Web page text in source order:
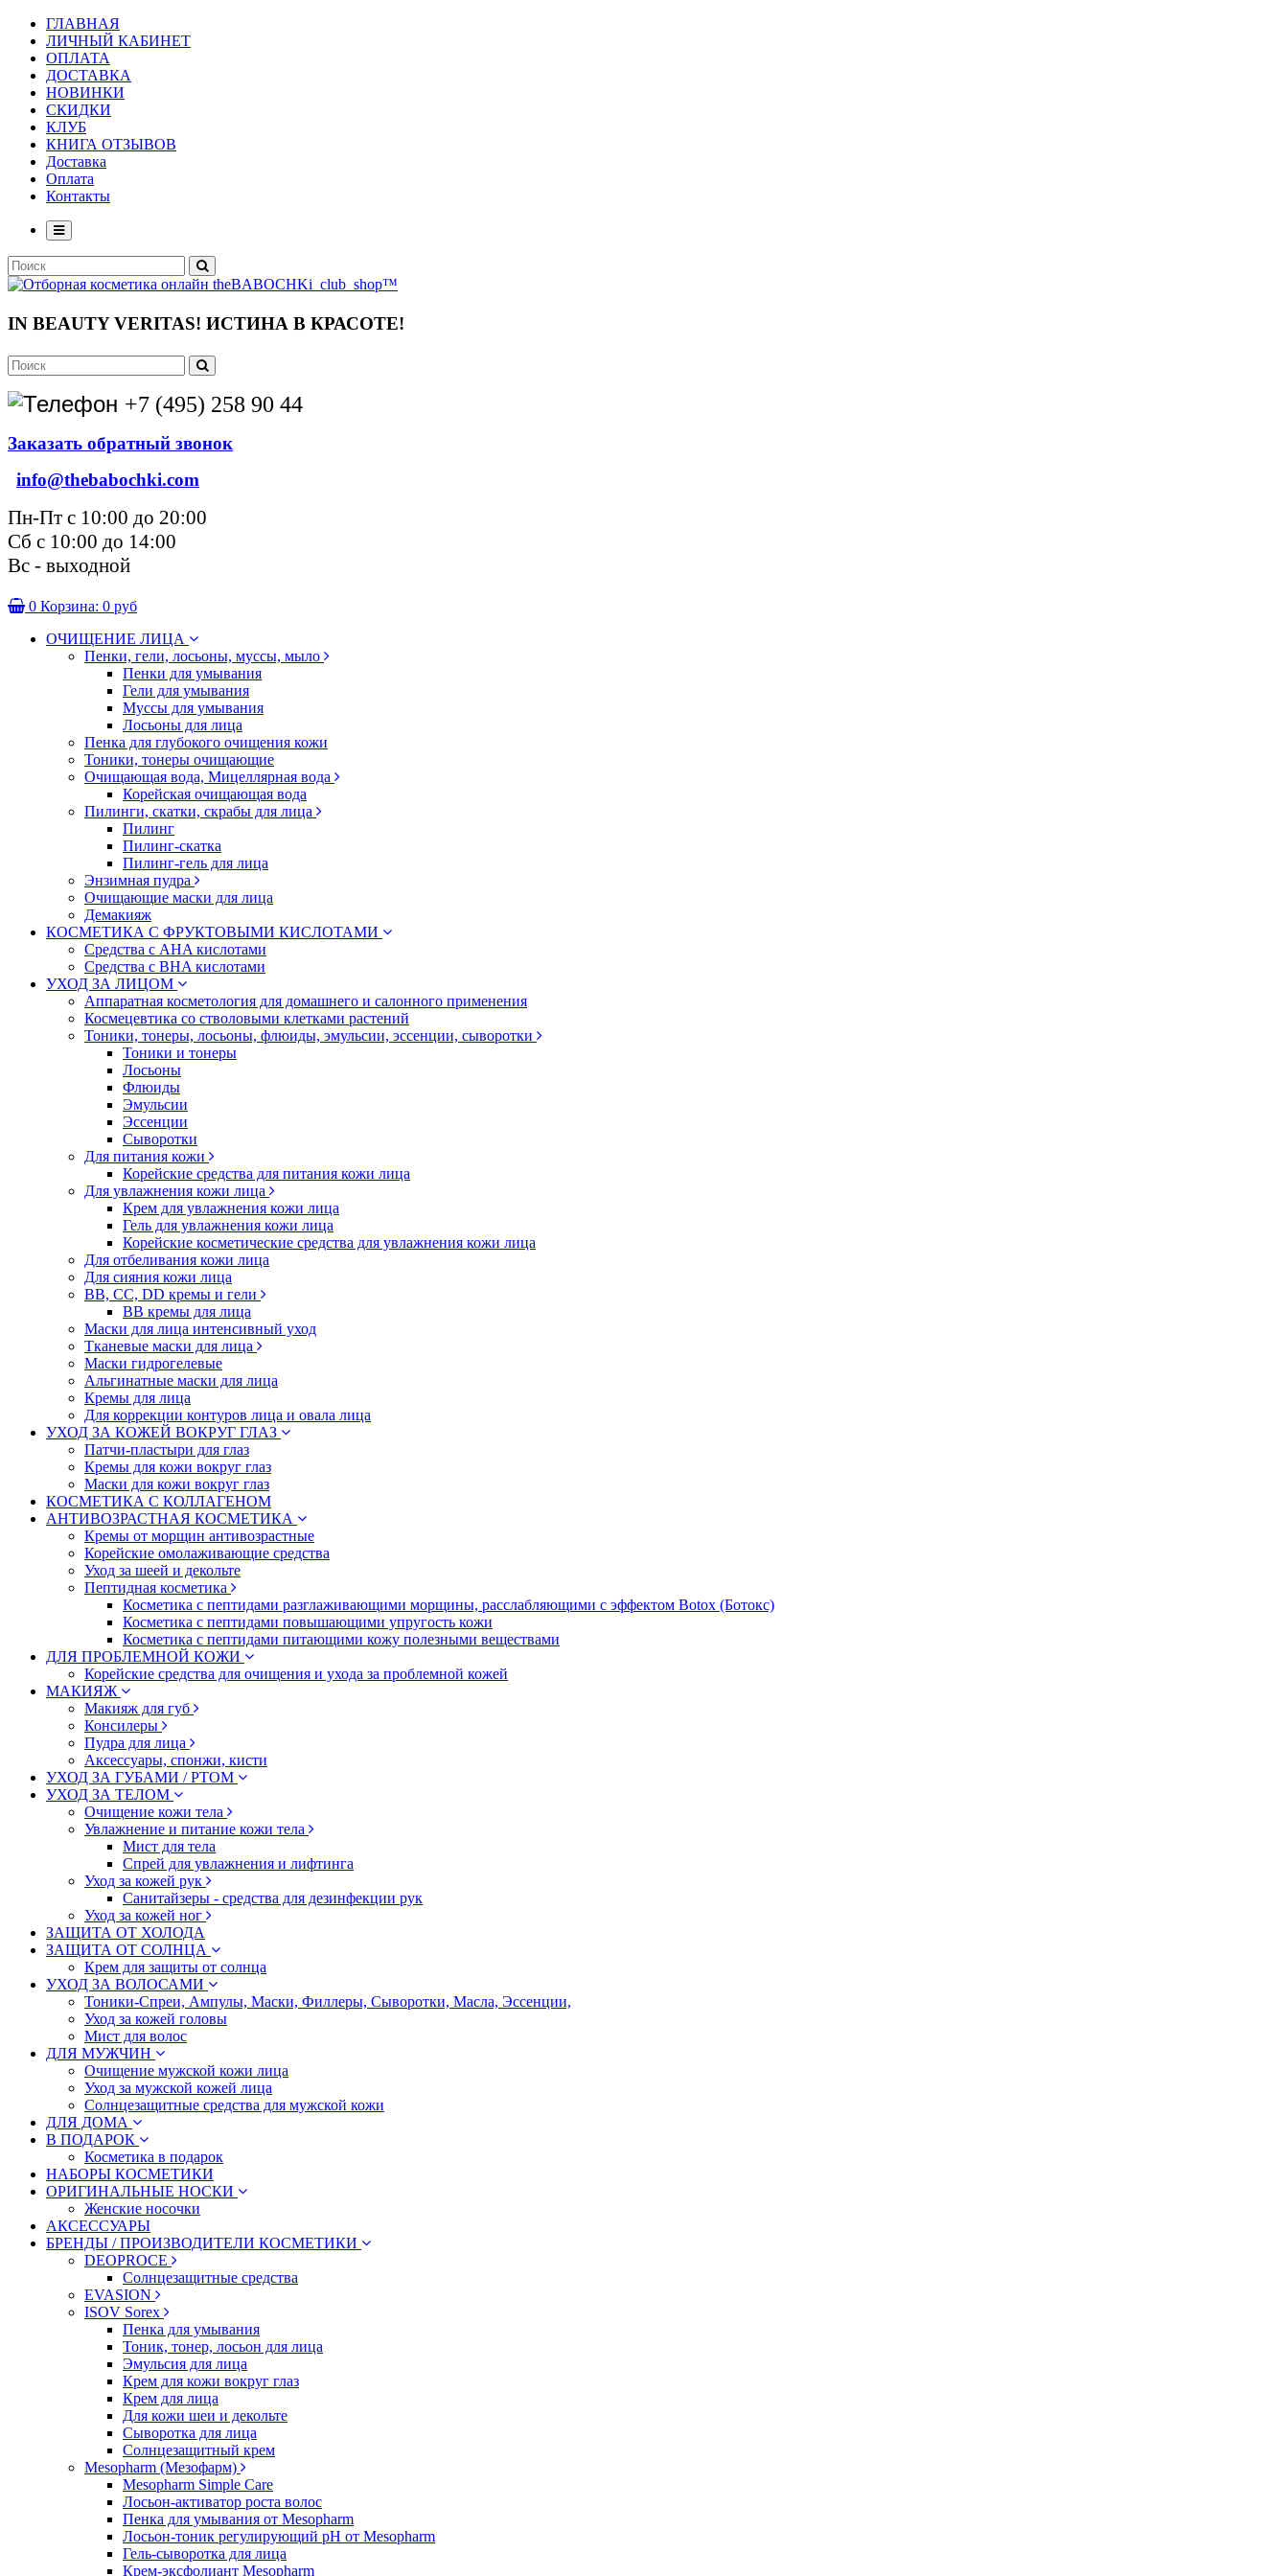
ГЛАВНАЯ
ЛИЧНЫЙ КАБИНЕТ
ОПЛАТА
ДОСТАВКА
НОВИНКИ
СКИДКИ
КЛУБ
КНИГА ОТЗЫВОВ
Доставка
Оплата
Контакты
IN BEAUTY VERITAS! ИСТИНА В КРАСОТЕ!
+7 (495) 258 90 44
Заказать обратный звонок
info@thebabochki.com
Пн-Пт с 10:00 до 20:00
Сб с 10:00 до 14:00
Вс - выходной
0 Корзина: 0 руб
ОЧИЩЕНИЕ ЛИЦА
Пенки, гели, лосьоны, муссы, мыло
Пенки для умывания
Гели для умывания
Муссы для умывания
Лосьоны для лица
Пенка для глубокого очищения кожи
Тоники, тонеры очищающие
Очищающая вода, Мицеллярная вода
Корейская очищающая вода
Пилинги, скатки, скрабы для лица
Пилинг
Пилинг-скатка
Пилинг-гель для лица
Энзимная пудра
Очищающие маски для лица
Демакияж
КОСМЕТИКА С ФРУКТОВЫМИ КИСЛОТАМИ
Средства с AHA кислотами
Средства с BHA кислотами
УХОД ЗА ЛИЦОМ
Аппаратная косметология для домашнего и салонного применения
Космецевтика со стволовыми клетками растений
Тоники, тонеры, лосьоны, флюиды, эмульсии, эссенции, сыворотки
Тоники и тонеры
Лосьоны
Флюиды
Эмульсии
Эссенции
Сыворотки
Для питания кожи
Корейские средства для питания кожи лица
Для увлажнения кожи лица
Крем для увлажнения кожи лица
Гель для увлажнения кожи лица
Корейские косметические средства для увлажнения кожи лица
Для отбеливания кожи лица
Для сияния кожи лица
BB, CC, DD кремы и гели
BB кремы для лица
Маски для лица интенсивный уход
Тканевые маски для лица
Маски гидрогелевые
Альгинатные маски для лица
Кремы для лица
Для коррекции контуров лица и овала лица
УХОД ЗА КОЖЕЙ ВОКРУГ ГЛАЗ
Патчи-пластыри для глаз
Кремы для кожи вокруг глаз
Маски для кожи вокруг глаз
КОСМЕТИКА С КОЛЛАГЕНОМ
АНТИВОЗРАСТНАЯ КОСМЕТИКА
Кремы от морщин антивозрастные
Корейские омолаживающие средства
Уход за шеей и декольте
Пептидная косметика
Косметика с пептидами разглаживающими морщины, расслабляющими с эффектом Botox (Ботокс)
Косметика с пептидами повышающими упругость кожи
Косметика с пептидами питающими кожу полезными веществами
ДЛЯ ПРОБЛЕМНОЙ КОЖИ
Корейские средства для очищения и ухода за проблемной кожей
МАКИЯЖ
Макияж для губ
Консилеры
Пудра для лица
Аксессуары, спонжи, кисти
УХОД ЗА ГУБАМИ / РТОМ
УХОД ЗА ТЕЛОМ
Очищение кожи тела
Увлажнение и питание кожи тела
Мист для тела
Спрей для увлажнения и лифтинга
Уход за кожей рук
Санитайзеры - средства для дезинфекции рук
Уход за кожей ног
ЗАЩИТА ОТ ХОЛОДА
ЗАЩИТА ОТ СОЛНЦА
Крем для защиты от солнца
УХОД ЗА ВОЛОСАМИ
Тоники-Спреи, Ампулы, Маски, Филлеры, Сыворотки, Масла, Эссенции,
Уход за кожей головы
Мист для волос
ДЛЯ МУЖЧИН
Очищение мужской кожи лица
Уход за мужской кожей лица
Солнцезащитные средства для мужской кожи
ДЛЯ ДОМА
В ПОДАРОК
Косметика в подарок
НАБОРЫ КОСМЕТИКИ
ОРИГИНАЛЬНЫЕ НОСКИ
Женские носочки
АКСЕССУАРЫ
БРЕНДЫ / ПРОИЗВОДИТЕЛИ КОСМЕТИКИ
DEOPROCE
Солнцезащитные средства
EVASION
ISOV Sorex
Пенка для умывания
Тоник, тонер, лосьон для лица
Эмульсия для лица
Крем для кожи вокруг глаз
Крем для лица
Для кожи шеи и декольте
Сыворотка для лица
Солнцезащитный крем
Mesopharm (Мезофарм)
Mesopharm Simple Care
Лосьон-активатор роста волос
Пенка для умывания от Mesopharm
Лосьон-тоник регулирующий рН от Mesopharm
Гель-сыворотка для лица
Крем-эксфолиант Mesopharm